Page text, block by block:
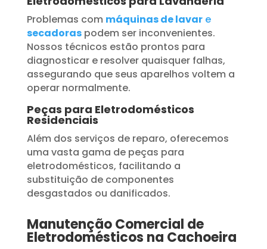
Problemas com máquinas de lavare
secadoraspodem ser inconvenientes.
Nossos técnicos estão prontos para
diagnosticar e resolver quaisquer falhas,
assegurando que seus aparelhos voltem a
operar normalmente.
Peças para Eletrodomésticos
Residenciais
Além dos serviços de reparo, oferecemos
uma vasta gama de peças para
eletrodomésticos, facilitando a
substituição de componentes
desgastados ou danificados.
Manutenção Comercial de
Eletrodomésticos na Cachoeira